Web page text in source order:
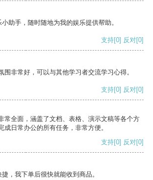
助手，随时随地为我的娱乐提供帮助。
支持[0] 反对[0]
围非常好，可以与其他学习者交流学习心得。
支持[0] 反对[0]
常全面，涵盖了文档、表格、演示文稿等各个方
成日常办公的所有任务，非常方便。
支持[0] 反对[0]
，我下单后很快就能收到商品。